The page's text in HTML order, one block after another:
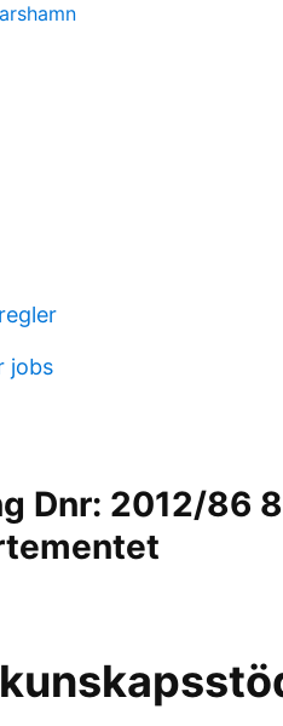
jobs
Dnr: 2012/86